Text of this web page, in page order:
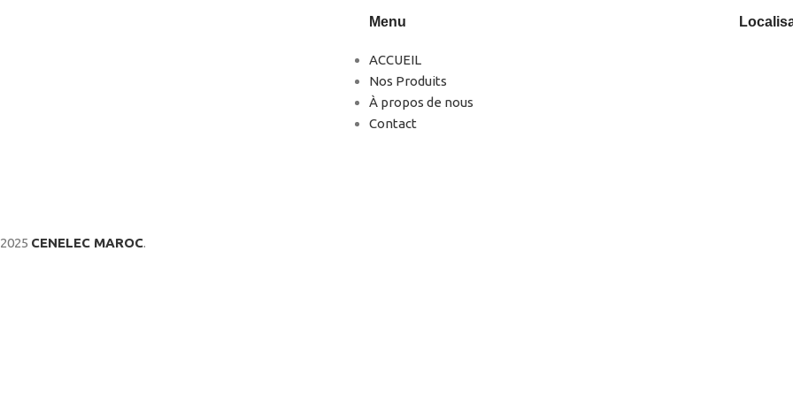
Menu
ACCUEIL
Nos Produits
À propos de nous
Contact
2025 CENELEC MAROC.